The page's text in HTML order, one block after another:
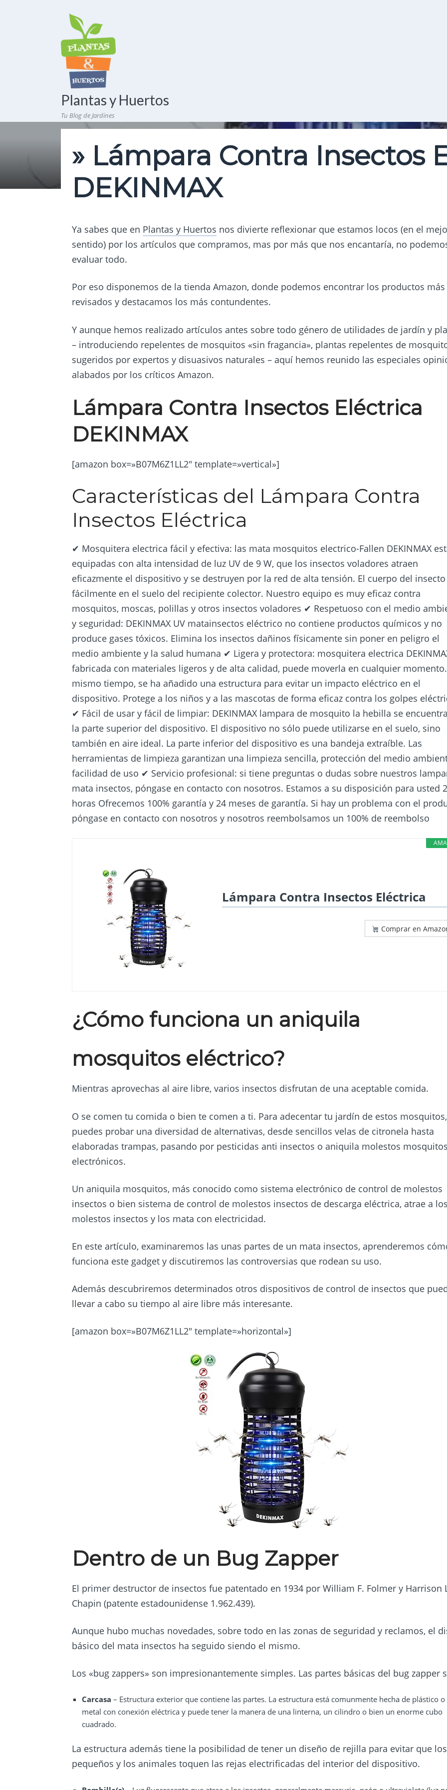
Plantas y Huertos
Tu Blog de Jardines
» Lámpara Contra Insectos
DEKINMAX
Ya sabes que en Plantas y Huertos nos divierte reflexionar que estamos locos (en el
sentido) por los artículos que compramos, mas por más que nos encantaría, no
evaluar todo.
Por eso disponemos de la tienda Amazon, donde podemos encontrar los productos más
revisados y destacamos los más contundentes.
Y aunque hemos realizado artículos antes sobre todo género de utilidades de jardín y
– introduciendo repelentes de mosquitos «sin fragancia», plantas repelentes de
sugeridos por expertos y disuasivos naturales – aquí hemos reunido las especiales
alabados por los críticos Amazon.
Lámpara Contra Insectos Eléctrica
DEKINMAX
[amazon box=»B07M6Z1LL2″ template=»vertical»]
Características del Lámpara Contra
Insectos Eléctrica
✔ Mosquitera electrica fácil y efectiva: las mata mosquitos electrico-Fallen DEKINMAX
equipadas con alta intensidad de luz UV de 9 W, que los insectos voladores atraen
eficazmente el dispositivo y se destruyen por la red de alta tensión. El cuerpo del insecto
fácilmente en el suelo del recipiente colector. Nuestro equipo es muy eficaz contra
mosquitos, moscas, polillas y otros insectos voladores ✔ Respetuoso con el medio
y seguridad: DEKINMAX UV matainsectos eléctrico no contiene productos químicos y no
produce gases tóxicos. Elimina los insectos dañinos físicamente sin poner en peligro el
medio ambiente y la salud humana ✔ Ligera y protectora: mosquitera electrica
fabricada con materiales ligeros y de alta calidad, puede moverla en cualquier
mismo tiempo, se ha añadido una estructura para evitar un impacto eléctrico en el
dispositivo. Protege a los niños y a las mascotas de forma eficaz contra los golpes
✔ Fácil de usar y fácil de limpiar: DEKINMAX lampara de mosquito la hebilla se
la parte superior del dispositivo. El dispositivo no sólo puede utilizarse en el suelo, sino
también en aire ideal. La parte inferior del dispositivo es una bandeja extraíble. Las
herramientas de limpieza garantizan una limpieza sencilla, protección del medio
facilidad de uso ✔ Servicio profesional: si tiene preguntas o dudas sobre nuestros
mata insectos, póngase en contacto con nosotros. Estamos a su disposición para usted
horas Ofrecemos 100% garantía y 24 meses de garantía. Si hay un problema con el
póngase en contacto con nosotros y nosotros reembolsamos un 100% de reembolso
Lámpara Contra Insectos Eléctrica
Comprar en
¿Cómo funciona un aniquila
mosquitos eléctrico?
Mientras aprovechas al aire libre, varios insectos disfrutan de una aceptable comida.
O se comen tu comida o bien te comen a ti. Para adecentar tu jardín de estos mosquitos,
puedes probar una diversidad de alternativas, desde sencillos velas de citronela hasta
elaboradas trampas, pasando por pesticidas anti insectos o aniquila molestos mosquitos
electrónicos.
Un aniquila mosquitos, más conocido como sistema electrónico de control de molestos
insectos o bien sistema de control de molestos insectos de descarga eléctrica, atrae a los
molestos insectos y los mata con electricidad.
En este artículo, examinaremos las unas partes de un mata insectos, aprenderemos
funciona este gadget y discutiremos las controversias que rodean su uso.
Además descubriremos determinados otros dispositivos de control de insectos que
llevar a cabo su tiempo al aire libre más interesante.
[amazon box=»B07M6Z1LL2″ template=»horizontal»]
Dentro de un Bug Zapper
El primer destructor de insectos fue patentado en 1934 por William F. Folmer y Harrison
Chapin (patente estadounidense 1.962.439).
Aunque hubo muchas novedades, sobre todo en las zonas de seguridad y reclamos, el
básico del mata insectos ha seguido siendo el mismo.
Los «bug zappers» son impresionantemente simples. Las partes básicas del bug zapper
Carcasa – Estructura exterior que contiene las partes. La estructura está comunmente hecha de plástico o
metal con conexión eléctrica y puede tener la manera de una linterna, un cilindro o bien un enorme cubo
cuadrado.
La estructura además tiene la posibilidad de tener un diseño de rejilla para evitar que los
pequeños y los animales toquen las rejas electrificadas del interior del dispositivo.